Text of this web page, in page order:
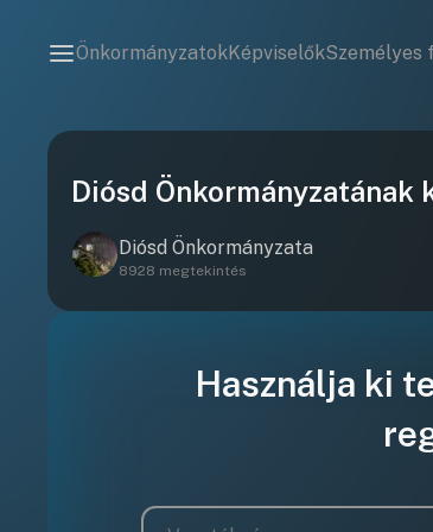
ÖnkormányzatokKépviselőkSzemélyes
Diósd Önkormányzatának
Diósd Önkormányzata
8928 megtekintés
Használja ki